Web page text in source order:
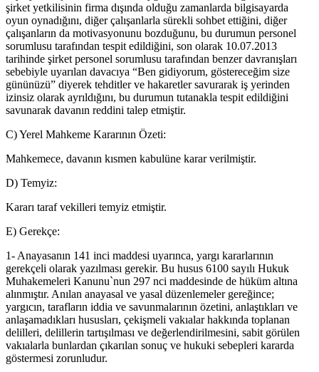
şirket yetkilisinin firma dışında olduğu zamanlarda bilgisayarda
oyun oynadığını, diğer çalışanlarla sürekli sohbet ettiğini, diğer
çalışanların da motivasyonunu bozduğunu, bu durumun personel
sorumlusu tarafından tespit edildiğini, son olarak 10.07.2013
tarihinde şirket personel sorumlusu tarafından benzer davranışları
sebebiyle uyarılan davacıya “Ben gidiyorum, göstereceğim size
gününüzü” diyerek tehditler ve hakaretler savurarak iş yerinden
izinsiz olarak ayrıldığını, bu durumun tutanakla tespit edildiğini
savunarak davanın reddini talep etmiştir.
C) Yerel Mahkeme Kararının Özeti:
Mahkemece, davanın kısmen kabulüne karar verilmiştir.
D) Temyiz:
Kararı taraf vekilleri temyiz etmiştir.
E) Gerekçe:
1- Anayasanın 141 inci maddesi uyarınca, yargı kararlarının
gerekçeli olarak yazılması gerekir. Bu husus 6100 sayılı Hukuk
Muhakemeleri Kanunu`nun 297 nci maddesinde de hüküm altına
alınmıştır. Anılan anayasal ve yasal düzenlemeler gereğince;
yargıcın, tarafların iddia ve savunmalarının özetini, anlaştıkları ve
anlaşamadıkları hususları, çekişmeli vakıalar hakkında toplanan
delilleri, delillerin tartışılması ve değerlendirilmesini, sabit görülen
vakıalarla bunlardan çıkarılan sonuç ve hukuki sebepleri kararda
göstermesi zorunludur.